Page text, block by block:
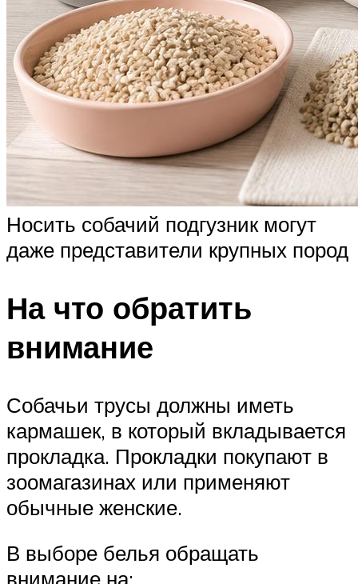
Носить собачий подгузник могут
даже представители крупных пород
На что обратить
внимание
Собачьи трусы должны иметь
кармашек, в который вкладывается
прокладка. Прокладки покупают в
зоомагазинах или применяют
обычные женские.
В выборе белья обращать
внимание на: